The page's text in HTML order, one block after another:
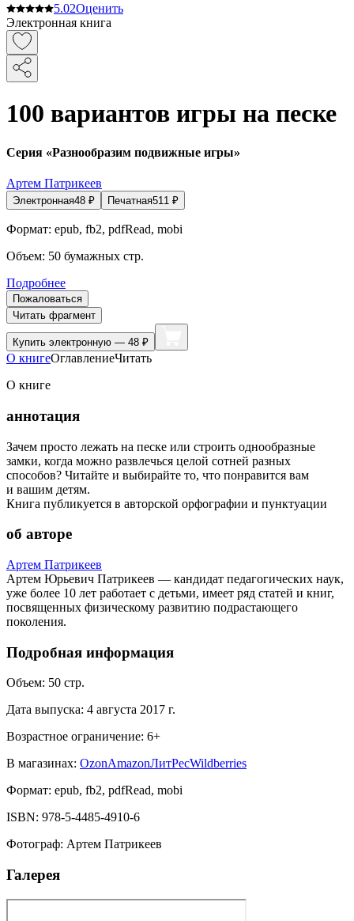
5.02Оценить
Электронная книга
100 вариантов игры на песке
Серия «Разнообразим подвижные игры»
Артем Патрикеев
Электронная48 ₽ Печатная511 ₽
Формат: epub, fb2, pdfRead, mobi
Объем: 50 бумажных стр.
Подробнее
Пожаловаться
Читать фрагмент
Купить электронную — 48 ₽
О книгеОглавлениеЧитать
О книге
аннотация
Зачем просто лежать на песке или строить однообразные
замки, когда можно развлечься целой сотней разных
способов? Читайте и выбирайте то, что понравится вам
и вашим детям.
Книга публикуется в авторской орфографии и пунктуации
об авторе
Артем Патрикеев
Артем Юрьевич Патрикеев — кандидат педагогических наук,
уже более 10 лет работает с детьми, имеет ряд статей и книг,
посвященных физическому развитию подрастающего
поколения.
Подробная информация
Объем: 50 стр.
Дата выпуска: 4 августа 2017 г.
Возрастное ограничение: 6+
В магазинах: OzonAmazonЛитРесWildberries
Формат: epub, fb2, pdfRead, mobi
ISBN: 978-5-4485-4910-6
Фотограф: Артем Патрикеев
Галерея